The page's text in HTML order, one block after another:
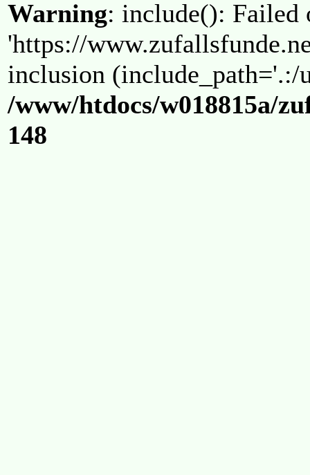
Warning: include(): Failed
'https://
inclusion (include_path='.:/
/www/htdocs/w018815a/
148